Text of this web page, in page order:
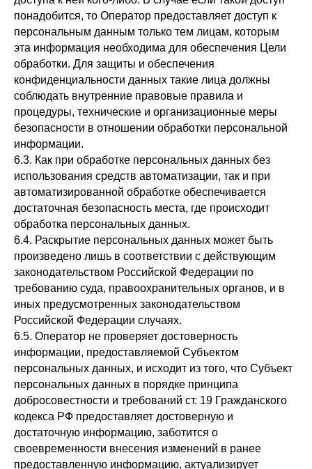
понадобится, то Оператор предоставляет доступ к
персональным данным только тем лицам, которым
эта информация необходима для обеспечения Цели
обработки. Для защиты и обеспечения
конфиденциальности данных такие лица должны
соблюдать внутренние правовые правила и
процедуры, технические и организационные меры
безопасности в отношении обработки персональной
информации.
6.3. Как при обработке персональных данных без
использования средств автоматизации, так и при
автоматизированной обработке обеспечивается
достаточная безопасность места, где происходит
обработка персональных данных.
6.4. Раскрытие персональных данных может быть
произведено лишь в соответствии с действующим
законодательством Российской Федерации по
требованию суда, правоохранительных органов, и в
иных предусмотренных законодательством
Российской Федерации случаях.
6.5. Оператор не проверяет достоверность
информации, предоставляемой Субъектом
персональных данных, и исходит из того, что Субъект
персональных данных в порядке принципа
добросовестности и требований ст. 19 Гражданского
кодекса РФ предоставляет достоверную и
достаточную информацию, заботится о
своевременности внесения изменений в ранее
предоставленную информацию, актуализирует